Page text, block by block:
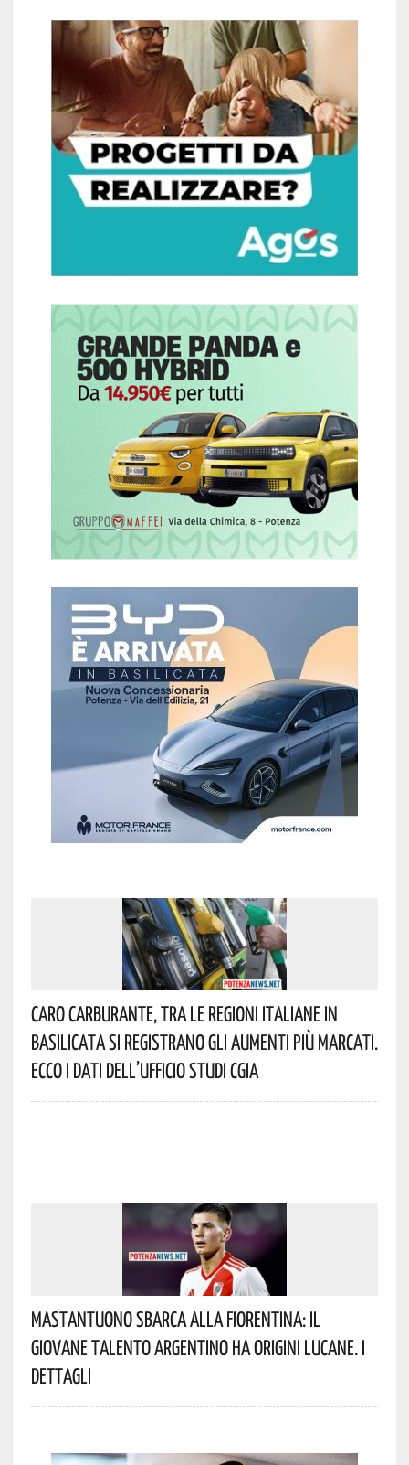
Caro Carburante, Tra Le Regioni Italiane In
Basilicata Si Registrano Gli Aumenti Più Marcati.
Ecco I Dati Dell’Ufficio Studi CGIA
Mastantuono Sbarca Alla Fiorentina: Il
Giovane Talento Argentino Ha Origini Lucane. I
Dettagli